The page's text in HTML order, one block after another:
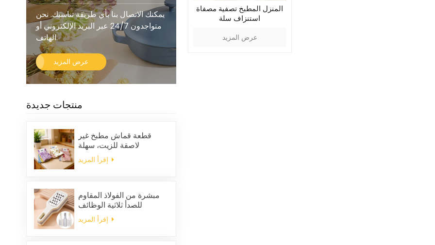
يمكنك الاتصال بنا بأي طريقة تناسبك. نحن
متواجدون 24/7 عبر البريد الإلكتروني أو
الهاتف.
عرض المزيد
منتجات جديدة
قطعة قماش مطبخ غير
لاصقة للزيت، سهلة
التنظيف، سميكة، مربعة
الشكل، مطبوعة، مصنوعة
للبيئة
مبشرة من الفولاذ المقاوم
للصدأ ثلاثية الوظائف
المنزل المطبخ تصفية مصفاة
استنزاف سلة
عرض المزيد